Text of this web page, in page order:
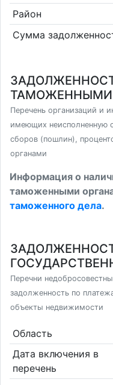
Район
Сумма
ТАМОЖЕННЫМИ
Перечень организаций и
имеющих неисполненную
сборов (пошлин),
органами
Информация о
таможенными
таможенного дела.
Перечни
задолженность по
объекты недвижимости
Область
Дата включения в
перечень